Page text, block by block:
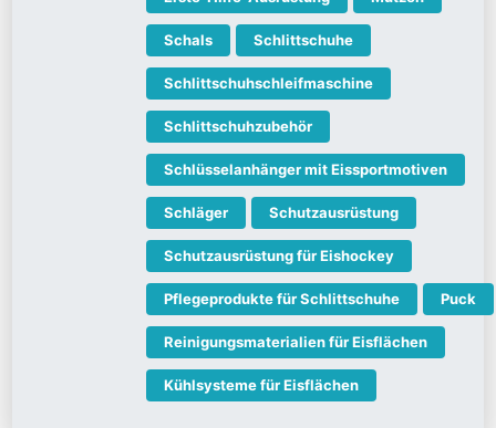
Schals Schlittschuhe
Schlittschuhschleifmaschine
Schlittschuhzubehör
Schlüsselanhänger mit Eissportmotiven
Schläger Schutzausrüstung
Schutzausrüstung für Eishockey
Pflegeprodukte für Schlittschuhe Puck
Reinigungsmaterialien für Eisflächen
Kühlsysteme für Eisflächen